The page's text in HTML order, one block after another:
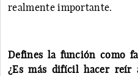
realmente importante.
Defines la función como
¿Es más difícil hacer